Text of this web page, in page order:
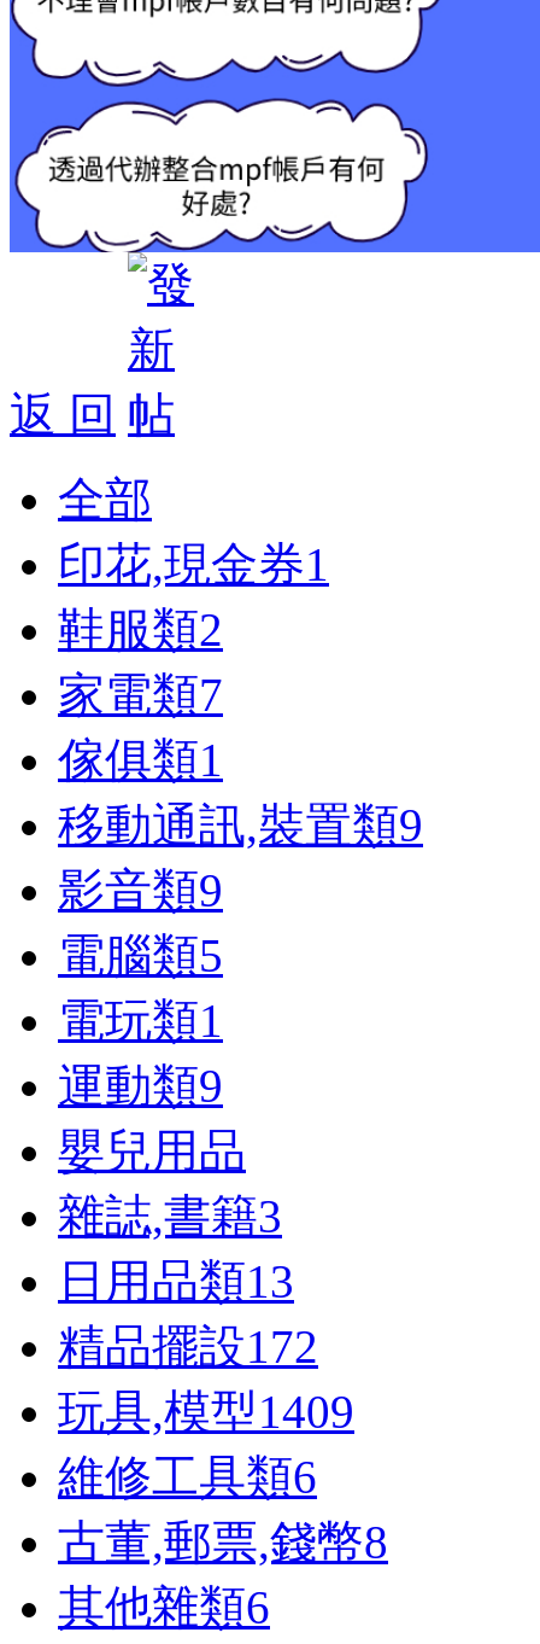
返 回
全部
印花,現金券1
鞋服類2
家電類7
傢俱類1
移動通訊,裝置類9
影音類9
電腦類5
電玩類1
運動類9
嬰兒用品
雜誌,書籍3
日用品類13
精品擺設172
玩具,模型1409
維修工具類6
古董,郵票,錢幣8
其他雜類6